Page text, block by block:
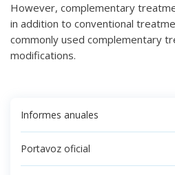
However, complementary
in addition to conventional
commonly used complementary
modifications.
Informes anuales
Portavoz oficial